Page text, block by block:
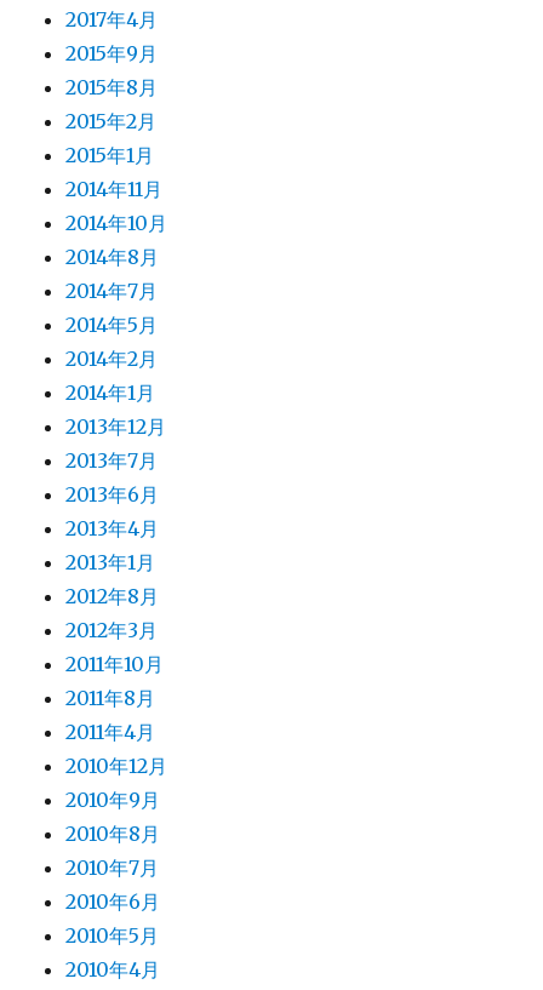
2017年4月
2015年9月
2015年8月
2015年2月
2015年1月
2014年11月
2014年10月
2014年8月
2014年7月
2014年5月
2014年2月
2014年1月
2013年12月
2013年7月
2013年6月
2013年4月
2013年1月
2012年8月
2012年3月
2011年10月
2011年8月
2011年4月
2010年12月
2010年9月
2010年8月
2010年7月
2010年6月
2010年5月
2010年4月